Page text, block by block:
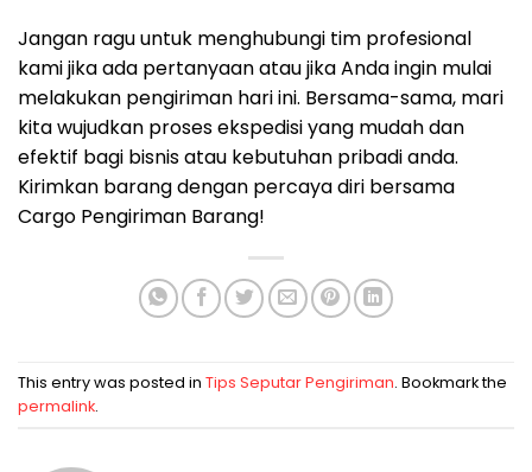
Jangan ragu untuk menghubungi tim profesional
kami jika ada pertanyaan atau jika Anda ingin mulai
melakukan pengiriman hari ini. Bersama-sama, mari
kita wujudkan proses ekspedisi yang mudah dan
efektif bagi bisnis atau kebutuhan pribadi anda.
Kirimkan barang dengan percaya diri bersama
Cargo Pengiriman Barang!
This entry was posted in Tips Seputar Pengiriman. Bookmark the
permalink.